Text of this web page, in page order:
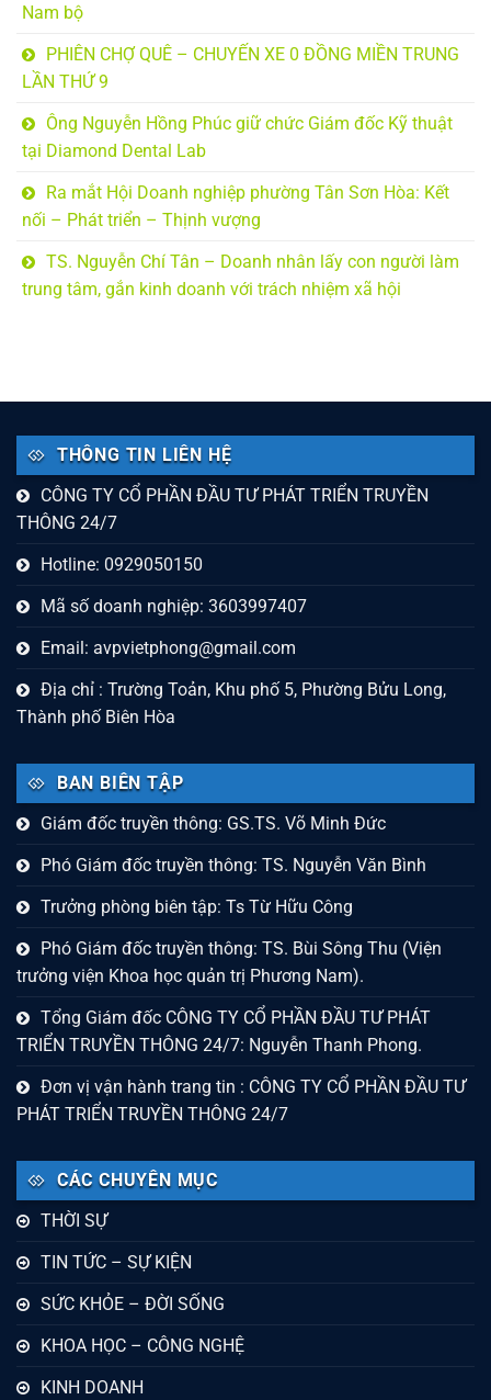
Nam bộ
PHIÊN CHỢ QUÊ – CHUYẾN XE 0 ĐỒNG MIỀN TRUNG
LẦN THỨ 9
Ông Nguyễn Hồng Phúc giữ chức Giám đốc Kỹ thuật
tại Diamond Dental Lab
Ra mắt Hội Doanh nghiệp phường Tân Sơn Hòa: Kết
nối – Phát triển – Thịnh vượng
TS. Nguyễn Chí Tân – Doanh nhân lấy con người làm
trung tâm, gắn kinh doanh với trách nhiệm xã hội
THÔNG TIN LIÊN HỆ
CÔNG TY CỔ PHẦN ĐẦU TƯ PHÁT TRIỂN TRUYỀN
THÔNG 24/7
Hotline: 0929050150
Mã số doanh nghiệp: 3603997407
Email: avpvietphong@gmail.com
Địa chỉ : Trường Toản, Khu phố 5, Phường Bửu Long,
Thành phố Biên Hòa
BAN BIÊN TẬP
Giám đốc truyền thông: GS.TS. Võ Minh Đức
Phó Giám đốc truyền thông: TS. Nguyễn Văn Bình
Trưởng phòng biên tập: Ts Từ Hữu Công
Phó Giám đốc truyền thông: TS. Bùi Sông Thu (Viện
trưởng viện Khoa học quản trị Phương Nam).
Tổng Giám đốc CÔNG TY CỔ PHẦN ĐẦU TƯ PHÁT
TRIỂN TRUYỀN THÔNG 24/7: Nguyễn Thanh Phong.
Đơn vị vận hành trang tin : CÔNG TY CỔ PHẦN ĐẦU TƯ
PHÁT TRIỂN TRUYỀN THÔNG 24/7
CÁC CHUYÊN MỤC
THỜI SỰ
TIN TỨC – SỰ KIỆN
SỨC KHỎE – ĐỜI SỐNG
KHOA HỌC – CÔNG NGHỆ
KINH DOANH